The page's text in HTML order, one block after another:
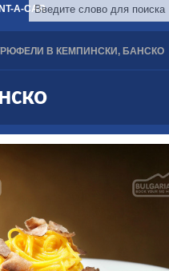
A-CAR
В КЕМПИНСКИ, БАНСКО